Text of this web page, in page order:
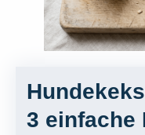
3 einfache